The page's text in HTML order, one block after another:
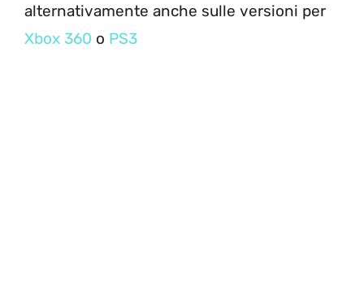
alternativamente anche sulle versioni per
Xbox 360 o PS3